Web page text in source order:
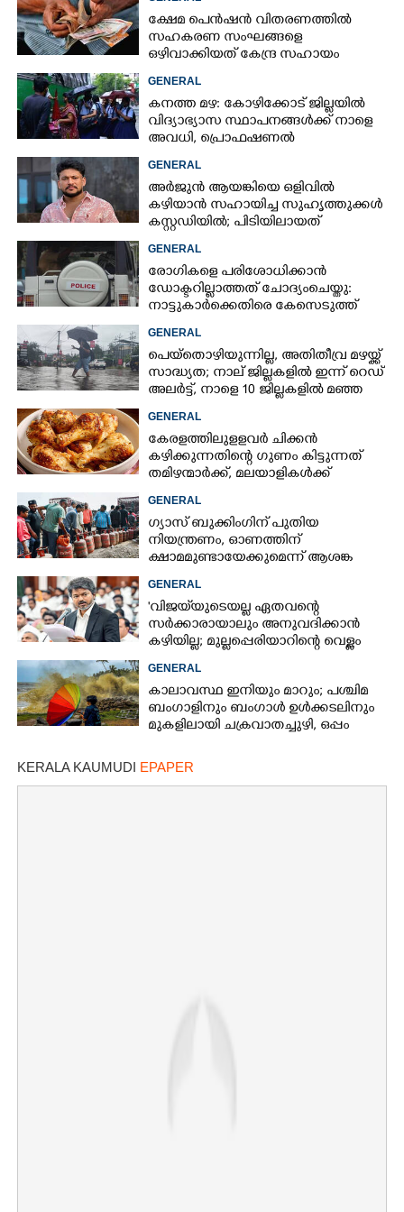
ക്ഷേമ പെൻഷൻ വിതരണത്തിൽ
സഹകരണ സംഘങ്ങളെ
ഒഴിവാക്കിയത് കേന്ദ്ര സഹായം
വിശദീകരണവുമായി സർക്കാ‌ർ
GENERAL
കനത്ത മഴ: കോഴിക്കോട് ജില്ലയിൽ
വിദ്യാഭ്യാസ സ്ഥാപനങ്ങൾക്ക് നാളെ
അവധി,​ പ്രൊഫഷണൽ
GENERAL
അർജുൻ ആയങ്കിയെ ഒളിവിൽ
കഴിയാൻ സഹായിച്ച സുഹൃത്തുക്കൾ
കസ്റ്റഡിയിൽ; പിടിയിലായത്
GENERAL
രോഗികളെ പരിശോധിക്കാൻ
ഡോക്ടറില്ലാത്തത് ചോദ്യംചെയ്തു:
നാട്ടുകാർക്കെതിരെ കേസെടുത്ത്
GENERAL
പെയ്തൊഴിയുന്നില്ല, അതിതീവ്ര മഴയ്ക്ക്
സാദ്ധ്യത;​ നാല് ജില്ലകളിൽ ഇന്ന് റെഡ്
അലർട്ട്,​ നാളെ 10 ജില്ലകളിൽ മഞ്ഞ
GENERAL
കേരളത്തിലുളളവർ ചിക്കൻ
കഴിക്കുന്നതിന്റെ ഗുണം കിട്ടുന്നത്
തമിഴന്മാർക്ക്, മലയാളികൾക്ക്
GENERAL
ഗ്യാസ് ബുക്കിംഗിന് പുതിയ
നിയന്ത്രണം, ഓണത്തിന്
ക്ഷാമമുണ്ടായേക്കുമെന്ന് ആശങ്ക
GENERAL
'വിജയ്‌യുടെയല്ല ഏതവന്റെ
സർക്കാരായാലും അനുവദിക്കാൻ
കഴിയില്ല; മുല്ലപ്പെരിയാറിന്റെ വെള്ളം
GENERAL
കാലാവസ്ഥ ഇനിയും മാറും; പശ്ചിമ
ബംഗാളിനും ബംഗാൾ ഉൾക്കടലിനും
മുകളിലായി ചക്രവാതച്ചുഴി, ഒപ്പം
KERALA KAUMUDI EPAPER